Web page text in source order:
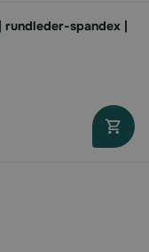
rundleder-spandex |